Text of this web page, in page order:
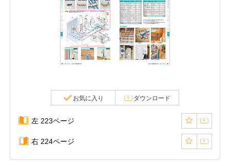
お気に入り ダウンロード
左 223ページ
右 224ページ